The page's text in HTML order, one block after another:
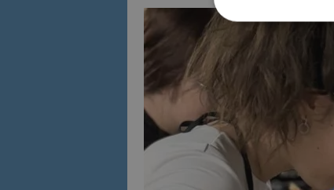
Строго
управление